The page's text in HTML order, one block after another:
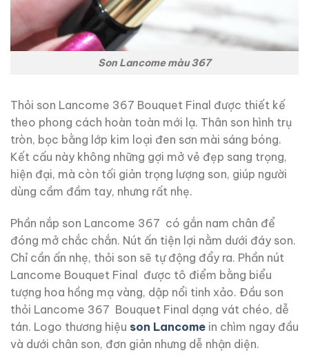
Son Lancome màu 367
Thỏi son Lancome 367 Bouquet Final được thiết kế
theo phong cách hoàn toàn mới lạ. Thân son hình trụ
tròn, bọc bằng lớp kim loại đen sơn mài sáng bóng.
Kết cấu này không những gợi mở vẻ đẹp sang trọng,
hiện đại, mà còn tối giản trọng lượng son, giúp người
dùng cầm đầm tay, nhưng rất nhẹ.
Phần nắp son Lancome 367 có gắn nam chân để
đóng mở chắc chắn. Nút ấn tiện lợi nằm dưới đáy son.
Chỉ cần ấn nhẹ, thỏi son sẽ tự động đẩy ra. Phần nút
Lancome Bouquet Final được tô điểm bằng biểu
tượng hoa hồng mạ vàng, dập nổi tinh xảo. Đầu son
thỏi Lancome 367 Bouquet Final dạng vát chéo, dễ
tán. Logo thương hiệu son Lancome in chìm ngay đầu
và dưới chân son, đơn giản nhưng dễ nhận diện.